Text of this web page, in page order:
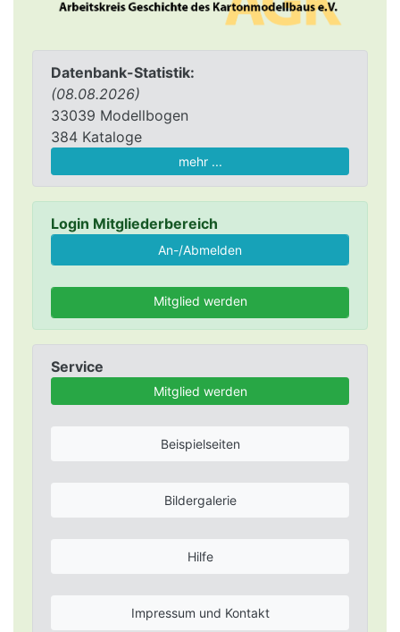
Datenbank-Statistik:
(08.08.2026)
33039 Modellbogen
384 Kataloge
mehr ...
Login Mitgliederbereich
Mitglied werden
Service
Mitglied werden
Beispielseiten
Bildergalerie
Hilfe
Impressum und Kontakt